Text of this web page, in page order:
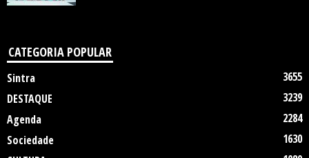
CATEGORIA POPULAR
Sintra
3655
DESTAQUE
3239
Agenda
2284
Sociedade
1630